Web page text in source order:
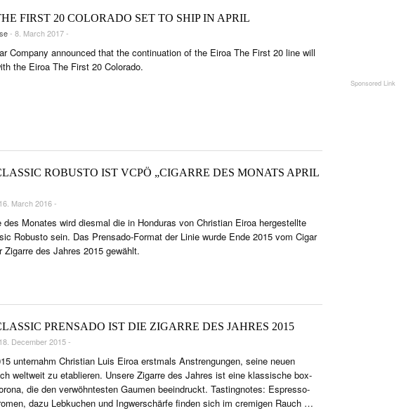
FIRST 20 COLORADO SET TO SHIP IN APRIL
- 8. March 2017 -
Company announced that the continuation of the Eiroa The First 20 line will
the Eiroa The First 20 Colorado.
ROBUSTO IST VCPÖ „CIGARRE DES MONATS APRIL
March 2016 -
des Monates wird diesmal die in Honduras von Christian Eiroa hergestellte
Robusto sein. Das Prensado-Format der Linie wurde Ende 2015 vom Cigar
Zigarre des Jahres 2015 gewählt.
PRENSADO IST DIE ZIGARRE DES JAHRES 2015
December 2015 -
unternahm Christian Luis Eiroa erstmals Anstrengungen, seine neuen
weltweit zu etablieren. Unsere Zigarre des Jahres ist eine klassische box-
die den verwöhntesten Gaumen beeindruckt. Tastingnotes: Espresso-
dazu Lebkuchen und Ingwerschärfe finden sich im cremigen Rauch …